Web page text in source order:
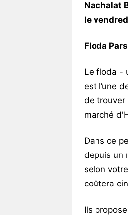
Nachalat
le
Floda
Le floda -
est l’une
de trouver
marché
Dans ce
depuis un
selon
coûtera
Ils